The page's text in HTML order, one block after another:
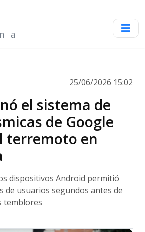
25/06/2026 15:02
el sistema de
de Google
terremoto en
dispositivos Android permitió
de usuarios segundos antes de
temblores